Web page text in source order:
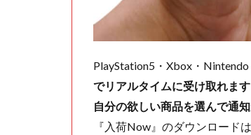
PlayStation5・Xbox・
でリアルタイムに受け取れます
自分の欲しい商品を選んで通
『入荷Now』のダウンロード